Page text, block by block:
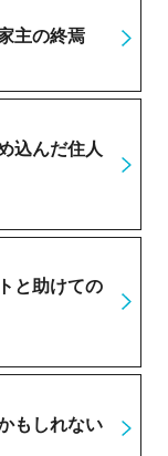
主の終焉
込んだ住人
と助けての
もしれない